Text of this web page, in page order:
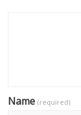
Name(required)